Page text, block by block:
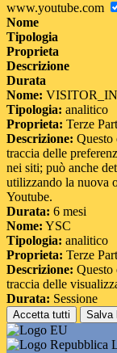
www.youtube.com
Nome
Tipologia
Proprieta
Descrizione
Durata
Nome:
Tipologia: analitico
Proprieta: Terze
Descrizione: Questo
traccia delle
nei siti; può anche
utilizzando la nuova
Youtube.
Durata: 6 mesi
Nome: YSC
Tipologia: analitico
Proprieta: Terze
Descrizione: Questo
traccia delle
Durata: Sessione
Accetta tutti Salva